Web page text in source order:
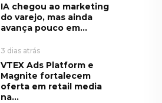
IA chegou ao marketing
do varejo, mas ainda
avança pouco em...
3 dias atrás
VTEX Ads Platform e
Magnite fortalecem
oferta em retail media
na...